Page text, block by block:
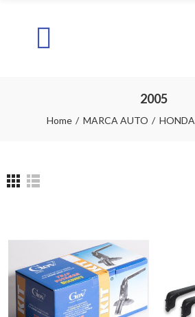
2005
Home MARCA AUTO HONDA